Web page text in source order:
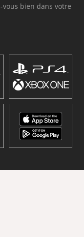
vous bien dans votre